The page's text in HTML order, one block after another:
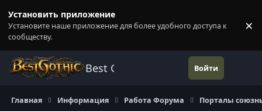
Установить приложение
Установите наше приложение для более удобного доступа к
сообществу.
×
Best Gothic Forums Войти
Главная Информация Работа Форума Порталы